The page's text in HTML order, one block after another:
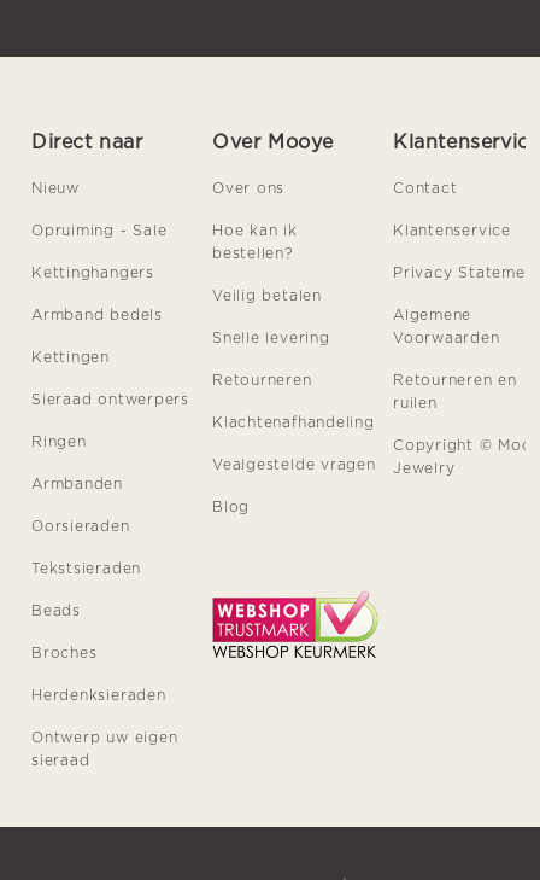
Direct naar
Nieuw
Opruiming - Sale
Kettinghangers
Armband bedels
Kettingen
Sieraad ontwerpers
Ringen
Armbanden
Oorsieraden
Tekstsieraden
Beads
Broches
Herdenksieraden
Ontwerp uw eigen
sieraad
Over Mooye
Over ons
Hoe kan ik
bestellen?
Veilig betalen
Snelle levering
Retourneren
Klachtenafhandeling
Vealgestelde vragen
Blog
Klantenservice
Contact
Klantenservice
Privacy
Algemene
Voorwaarden
Retourneren en
ruilen
Copyright ©
Jewelry